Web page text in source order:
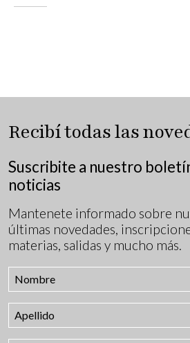
Recibí todas las
Suscribite a nuestro
noticias
Mantenete informado sobre
últimas novedades,
materias, salidas y mucho más.